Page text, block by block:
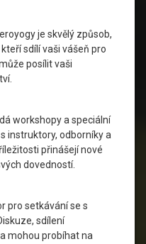
je skvělý způsob,
sdílí vaši vášeň pro
posílit vaši
workshopy a speciální
instruktory, odborníky a
přinášejí nové
dovedností.
pro setkávání se s
sdílení
mohou probíhat na